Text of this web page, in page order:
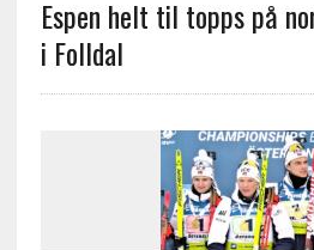
Espen helt til topps på
i Folldal